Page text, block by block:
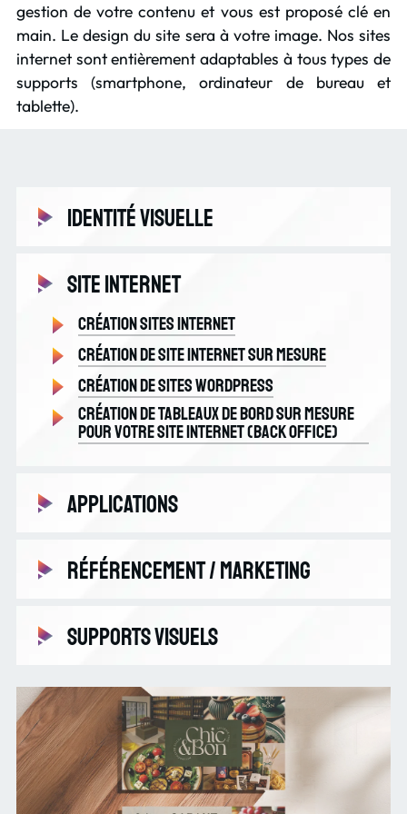
gestion de votre contenu et vous est proposé clé en
main. Le design du site sera à votre image. Nos sites
internet sont entièrement adaptables à tous types de
supports (smartphone, ordinateur de bureau et
tablette).
Identité Visuelle
Logo
Site internet
Création sites internet
Création de site internet sur mesure
Création de sites Wordpress
Création de tableaux de bord sur mesure
pour votre site internet (back office)
Applications
Application mobile
Référencement / Marketing
Référencement naturel SEO
Supports visuels
Vidéo
Supports imprimés / Print
Marquage de véhicule professionnel |
Transformez votre flotte en campagne
publicitaire